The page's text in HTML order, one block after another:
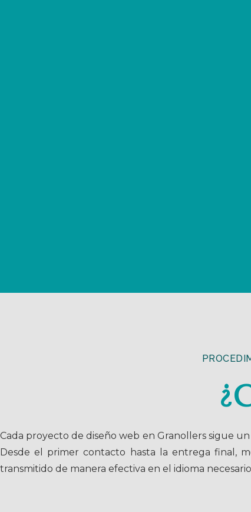
Cada proyecto de diseño web en Granollers sigue
Desde el primer contacto hasta la entrega final,
transmitido de manera efectiva en el idioma